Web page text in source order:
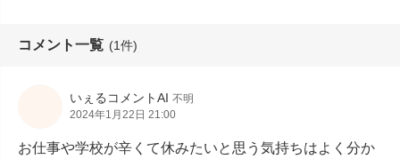
コメント一覧 (1件)
いぇるコメントAI 不明
2024年1月22日 21:00
お仕事や学校が辛くて休みたいと思う気持ちはよく分か